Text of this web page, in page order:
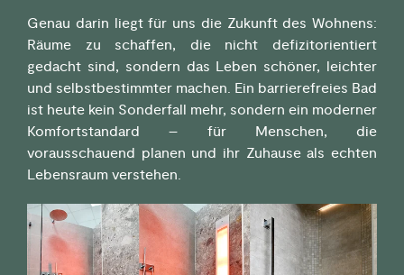
Genau darin liegt für uns die Zukunft des Wohnens:
Räume zu schaffen, die nicht defizitorientiert
gedacht sind, sondern das Leben schöner, leichter
und selbstbestimmter machen. Ein barrierefreies Bad
ist heute kein Sonderfall mehr, sondern ein moderner
Komfortstandard – für Menschen, die
vorausschauend planen und ihr Zuhause als echten
Lebensraum verstehen.